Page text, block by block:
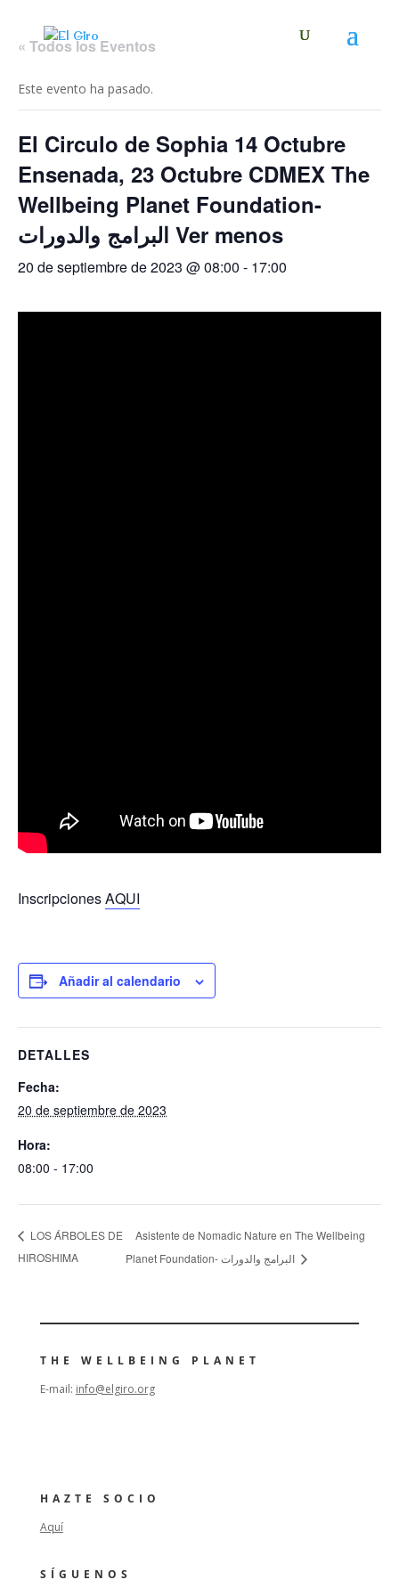
« Todos los Eventos
Este evento ha pasado.
El Circulo de Sophia 14 Octubre
Ensenada, 23 Octubre CDMEX The
Wellbeing Planet Foundation-
البرامج والدورات Ver menos
20 de septiembre de 2023 @ 08:00 - 17:00
InscripcionesAQUI
Añadir al calendario
DETALLES
Fecha:
20 de septiembre de 2023
Hora:
08:00 - 17:00
LOS ÁRBOLES DE
HIROSHIMA
Asistente de Nomadic Nature en The Wellbeing
Planet Foundation- البرامج والدورات
THE WELLBEING PLANET
E-mail: info@elgiro.org
HAZTE SOCIO
Aquí
SÍGUENOS